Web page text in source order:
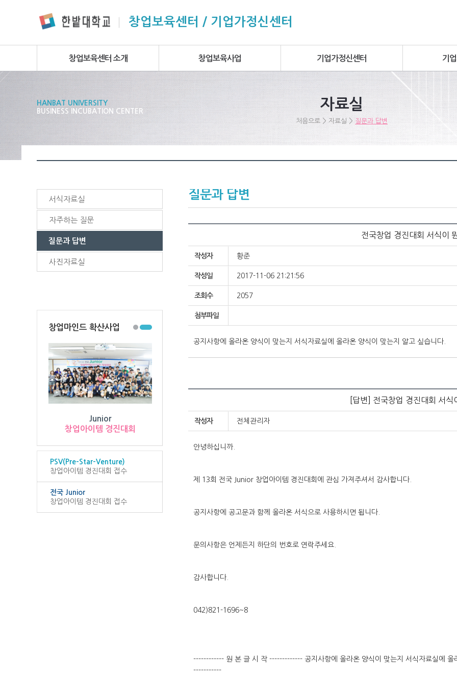
창업보육센터 / 기업가정신센터
창업보육센터 소개 창업보육사업 기업가정신센터 기
HANBAT UNIVERSITY
BUSINESS INCUBATION CENTER
자료실
처음으로 > 자료실 > 질문과 답변
서식자료실
자주하는 질문
질문과 답변
사진자료실
창업마인드 확산사업
Junior
창업아이템 경진대회
PSV(Pre-Star-Venture)
창업아이템 경진대회 접수
전국 Junior
창업아이템 경진대회 접수
질문과 답변
전국창업 경진대회 서식이
작성자 황준
작성일 2017-11-06 21:21:56
조회수 2057
첨부파일
공지사항에 올라온 양식이 맞는지 서식자료실에 올라온 양식이 맞는지 알고 싶습니다.
[답변] 전국창업 경진대회 서식
작성자 전체관리자
안녕하십니까.
제 13회 전국 Junior 창업아이템 경진대회에 관심 가져주셔서 감사합니다.
공지사항에 공고문과 함께 올라온 서식으로 사용하시면 됩니다.
문의사항은 언제든지 하단의 번호로 연락주세요.
감사합니다.
042)821-1696~8
------------ 원 본 글 시 작 ------------- 공지사항에 올라온 양식이 맞는지 서식자료실에
-----------